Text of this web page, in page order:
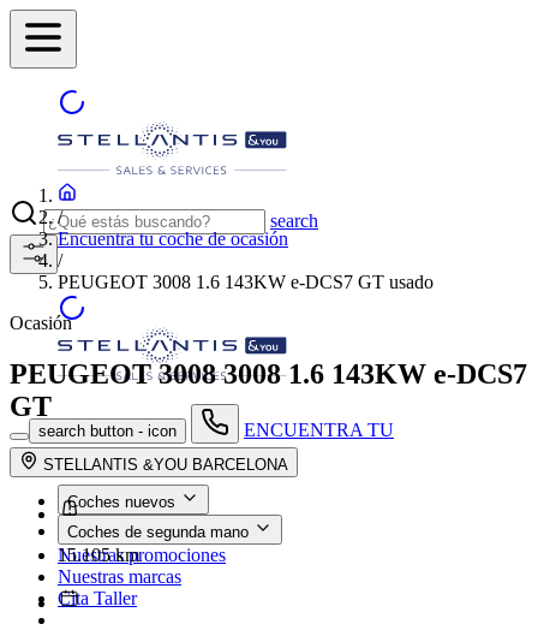
search
search button - icon
ENCUENTRA TU
CONCESIONARIO
Coches nuevos
Coches de segunda mano
Nuestras promociones
Nuestras marcas
Cita Taller
/
Encuentra tu coche de ocasión
/
PEUGEOT 3008 1.6 143KW e-DCS7 GT usado
Ocasión
PEUGEOT 30083008 1.6 143KW e-DCS7
GT
STELLANTIS &YOU BARCELONA
15.105 km